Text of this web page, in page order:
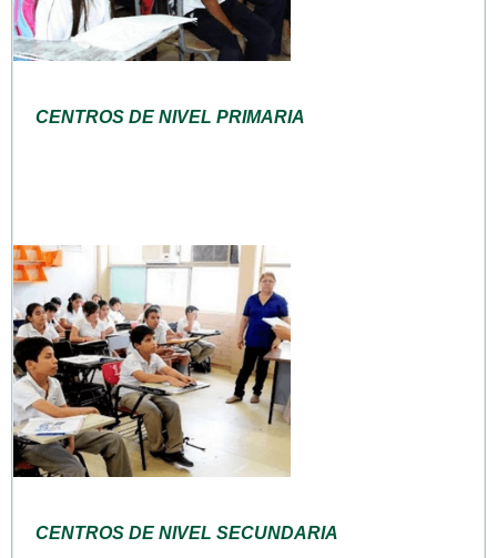
CENTROS DE NIVEL PRIMARIA
CENTROS DE NIVEL SECUNDARIA